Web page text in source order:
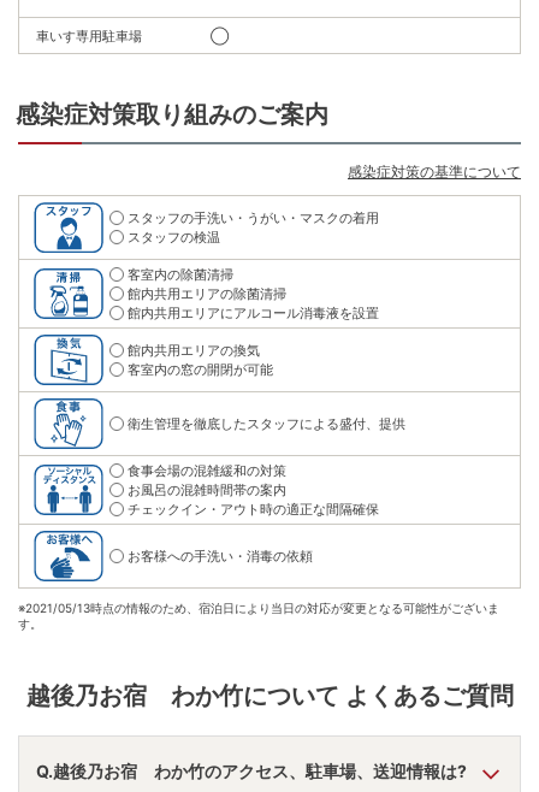
車いす専用駐車場 ◯
感染症対策取り組みのご案内
感染症対策の基準について
スタッフの手洗い・うがい・マスクの着用
スタッフの検温
客室内の除菌清掃
館内共用エリアの除菌清掃
館内共用エリアにアルコール消毒液を設置
館内共用エリアの換気
客室内の窓の開閉が可能
衛生管理を徹底したスタッフによる盛付、提供
食事会場の混雑緩和の対策
お風呂の混雑時間帯の案内
チェックイン・アウト時の適正な間隔確保
お客様への手洗い・消毒の依頼
※2021/05/13時点の情報のため、宿泊日により当日の対応が変更となる可能性がございま
す。
越後乃お宿 わか竹について よくあるご質問
Q.越後乃お宿 わか竹のアクセス、駐車場、送迎情報は?